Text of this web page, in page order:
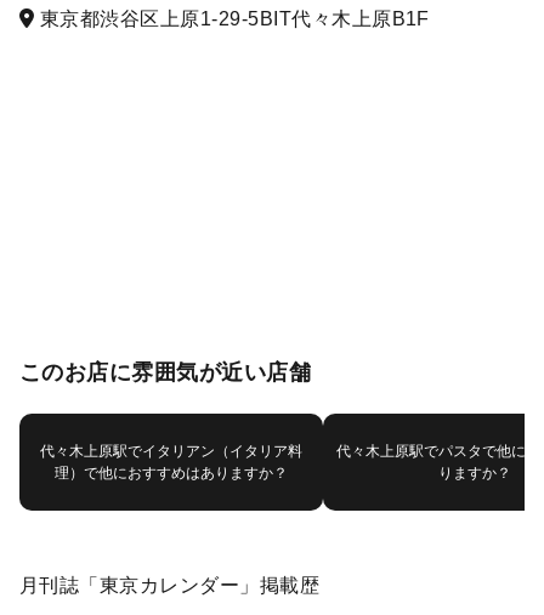
東京都渋谷区上原1-29-5BIT代々木上原B1F
このお店に雰囲気が近い店舗
代々木上原駅でイタリアン（イタリア料
理）で他におすすめはありますか？
代々木上原駅でパスタで他に
りますか？
月刊誌「東京カレンダー」掲載歴